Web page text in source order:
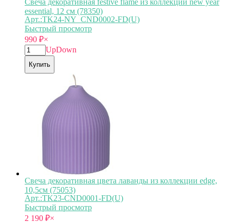
essential, 12 см (78350)
Арт.:TK24-NY_CND0002-FD(U)
Быстрый просмотр
990 ₽×
UpDown
Купить
Свеча декоративная цвета лаванды из коллекции edge,
10,5см (75053)
Арт.:TK23-CND0001-FD(U)
Быстрый просмотр
2 190 ₽×